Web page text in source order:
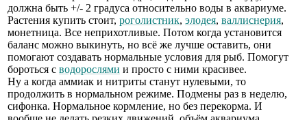
должна быть +/- 2 градуса относительно воды в аквариуме.
Растения купить стоит, роголистник, элодея, валлиснерия,
монетница. Все неприхотливые. Потом когда установится
баланс можно выкинуть, но всё же лучше оставить, они
помогают создавать нормальные условия для рыб. Помогут
бороться с водорослями и просто с ними красивее.
Ну а когда аммиак и нитриты станут нулевыми, то
продолжить в нормальном режиме. Подмены раз в неделю,
сифонка. Нормальное кормление, но без перекорма. И